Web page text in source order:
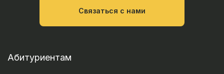
Связаться с нами
Абитуриентам